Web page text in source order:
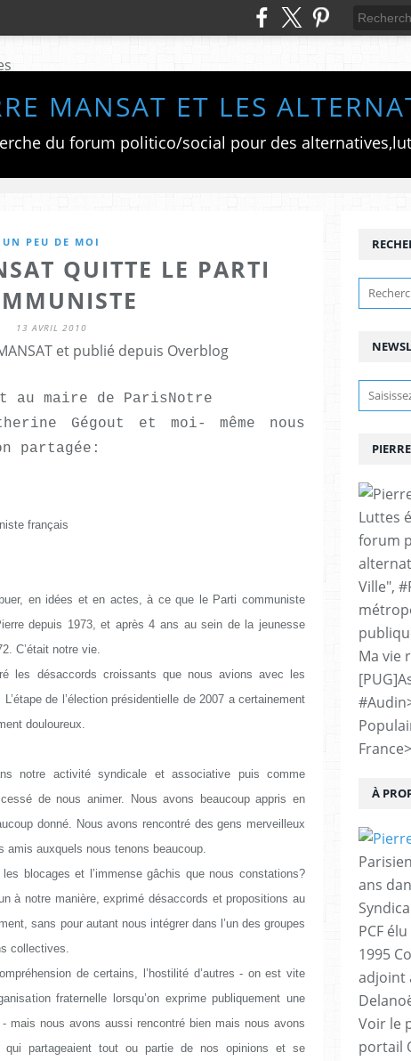
MANSAT ET LES
UN PEU DE MOI
QUITTE LE PARTI
13 AVRIL 2010
et publié depuis Overblog
Notre
Gégout et moi- même nous
partagée:
français
en idées et en actes, à ce que le Parti communiste
depuis 1973, et après 4 ans au sein de la jeunesse
C’était notre vie.
les désaccords croissants que nous avions avec les
de l’élection présidentielle de 2007 a certainement
douloureux.
notre activité syndicale et associative puis comme
de nous animer. Nous avons beaucoup appris en
donné. Nous avons rencontré des gens merveilleux
amis auxquels nous tenons beaucoup.
blocages et l’immense gâchis que nous constations?
à notre manière, exprimé désaccords et propositions au
sans pour autant nous intégrer dans l’un des groupes
collectives.
de certains, l’hostilité d’autres - on est vite
fraternelle lorsqu’on exprime publiquement une
mais nous avons aussi rencontré bien mais nous avons
qui partageaient tout ou partie de nos opinions et se
Luttes
forum
Ville",
Ma vie
À
ans
PCF
1995
adjoint
Voir le
portail